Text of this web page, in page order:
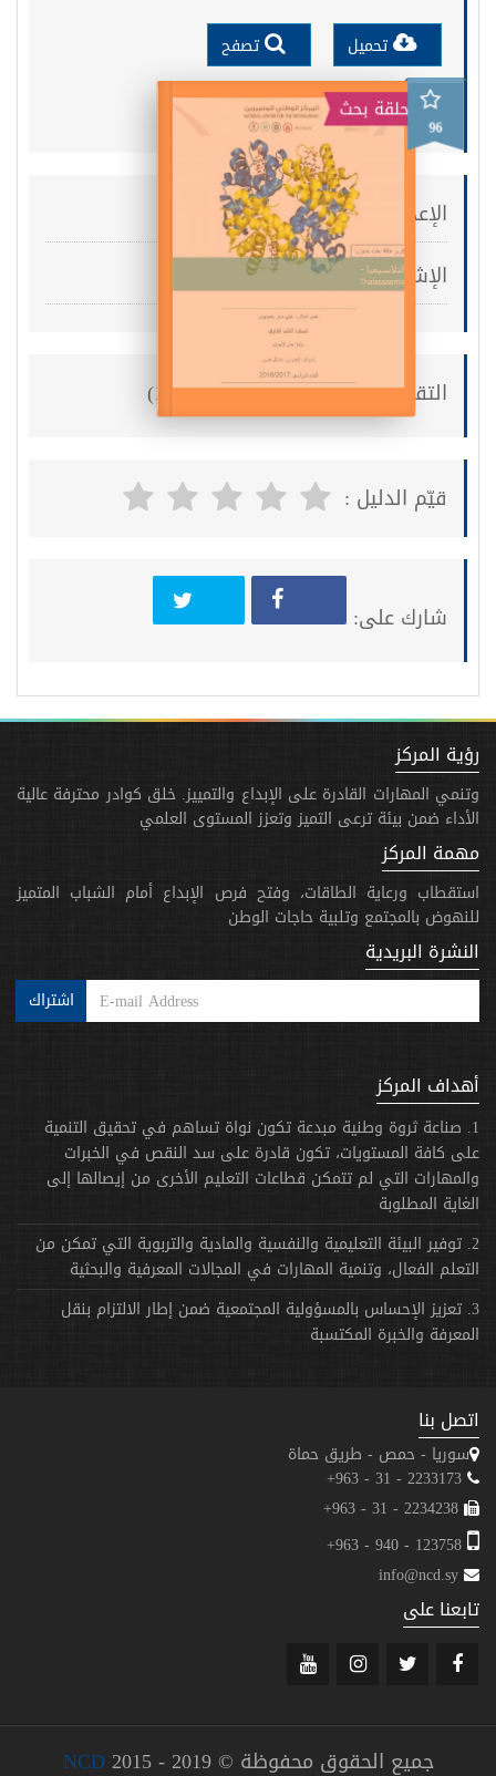
تحميل تصفح
حلقة بحث
96
الإعداد :
الإشراف :
التقييم : (17)
قيّم الدليل :
شارك على:
رؤية المركز
وتنمي المهارات القادرة على الإبداع والتمييز. خلق كوادر محترفة عالية
الأداء ضمن بيئة ترعى التميز وتعزز المستوى العلمي
مهمة المركز
استقطاب ورعاية الطاقات، وفتح فرص الإبداع أمام الشباب المتميز
للنهوض بالمجتمع وتلبية حاجات الوطن
النشرة البريدية
اشتراك
أهداف المركز
1. صناعة ثروة وطنية مبدعة تكون نواة تساهم في تحقيق التنمية
على كافة المستويات، تكون قادرة على سد النقص في الخبرات
والمهارات التي لم تتمكن قطاعات التعليم الأخرى من إيصالها إلى
الغاية المطلوبة
2. توفير البيئة التعليمية والنفسية والمادية والتربوية التي تمكن من
التعلم الفعال، وتنمية المهارات في المجالات المعرفية والبحثية
3. تعزيز الإحساس بالمسؤولية المجتمعية ضمن إطار الالتزام بنقل
المعرفة والخبرة المكتسبة
اتصل بنا
سوريا - حمص - طريق حماة
info@ncd.sy
تابعنا على
جميع الحقوق محفوظة © NCD 2015 - 2019